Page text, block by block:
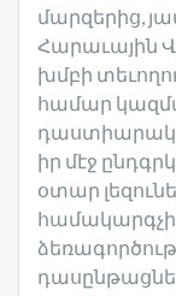
մարզերից,
Հարաւային
խմբի
համար
իր մէջ
օտար